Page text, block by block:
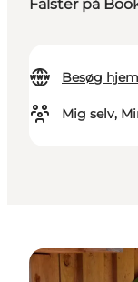
Falster på
Besøg
Mig selv,